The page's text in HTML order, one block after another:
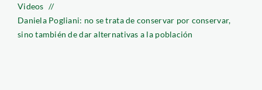
Videos
Daniela Pogliani: no se trata de conservar por conservar,
sino también de dar alternativas a la población